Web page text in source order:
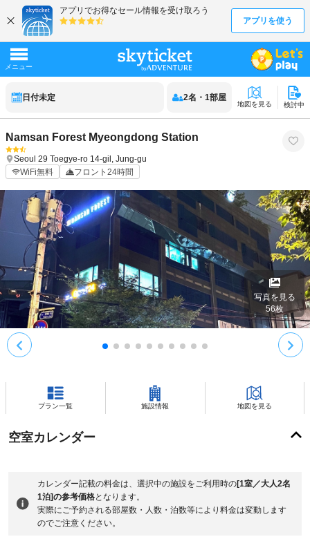
日付未定 2名 ・ 1部屋
地図を見る 検討中
Namsan Forest Myeongdong Station
Seoul 29 Toegye-ro 14-gil, Jung-gu
WiFi無料
フロント24時間
写真を見る
56枚
プラン一覧 施設情報 地図を見る
空室カレンダー
カレンダー記載の料金は、選択中の施設をご利用時の[1室／大人2名
1泊]の参考価格となります。
実際にご予約される部屋数・人数・泊数等により料金は変動します
のでご注意ください。